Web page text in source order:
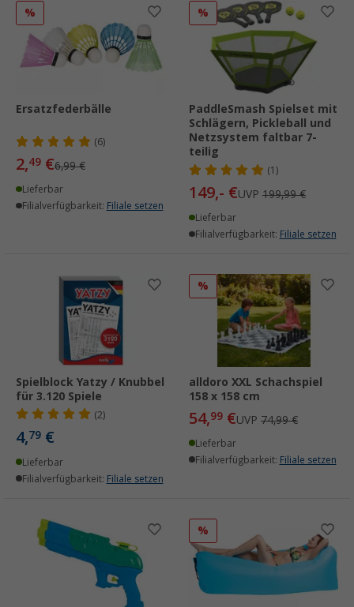
%
Ersatzfederbälle
(6)
2,49 €6,99 €
Lieferbar
Filialverfügbarkeit: Filiale setzen
%
PaddleSmash Spielset mit
Schlägern, Pickleball und
Netzsystem faltbar 7-
teilig
(1)
149,- €UVP 199,99 €
Lieferbar
Filialverfügbarkeit: Filiale setzen
Spielblock Yatzy / Knubbel
für 3.120 Spiele
(2)
4,79 €
Lieferbar
Filialverfügbarkeit: Filiale setzen
%
alldoro XXL Schachspiel
158 x 158 cm
54,99 €UVP 74,99 €
Lieferbar
Filialverfügbarkeit: Filiale setzen
%